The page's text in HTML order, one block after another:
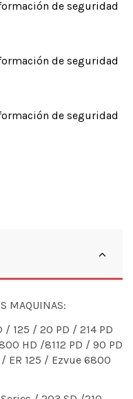
de seguridad
de seguridad
de seguridad
MAQUINAS:
125 / 20 PD / 214 PD
HD /8112 PD / 90 PD
ER 125 / Ezvue 6800